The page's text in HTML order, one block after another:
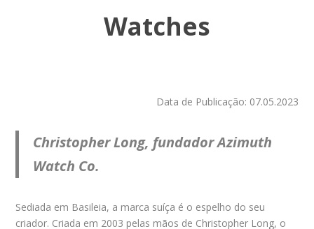
Watches
Data de Publicação: 07.05.2023
Christopher Long, fundador Azimuth
Watch Co.
Sediada em Basileia, a marca suíça é o espelho do seu
criador. Criada em 2003 pelas mãos de Christopher Long, o